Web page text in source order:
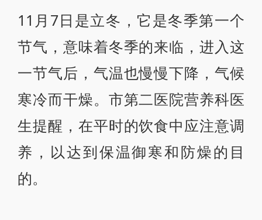
11月7日是立冬，它是冬季第一个
节气，意味着冬季的来临，进入这
一节气后，气温也慢慢下降，气候
寒冷而干燥。市第二医院营养科医
生提醒，在平时的饮食中应注意调
养，以达到保温御寒和防燥的目
的。